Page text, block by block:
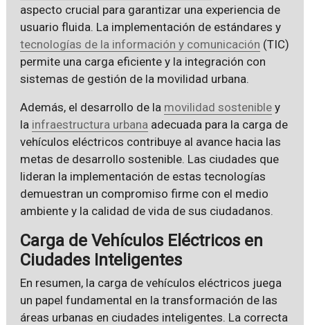
aspecto crucial para garantizar una experiencia de
usuario fluida. La implementación de estándares y
tecnologías de la información y comunicación (TIC)
permite una carga eficiente y la integración con
sistemas de gestión de la movilidad urbana.
Además, el desarrollo de la movilidad sostenibley
la infraestructura urbana adecuada para la carga de
vehículos eléctricos contribuye al avance hacia las
metas de desarrollo sostenible. Las ciudades que
lideran la implementación de estas tecnologías
demuestran un compromiso firme con el medio
ambiente y la calidad de vida de sus ciudadanos.
Carga de Vehículos Eléctricos en
Ciudades Inteligentes
En resumen, la carga de vehículos eléctricos juega
un papel fundamental en la transformación de las
áreas urbanas en ciudades inteligentes. La correcta